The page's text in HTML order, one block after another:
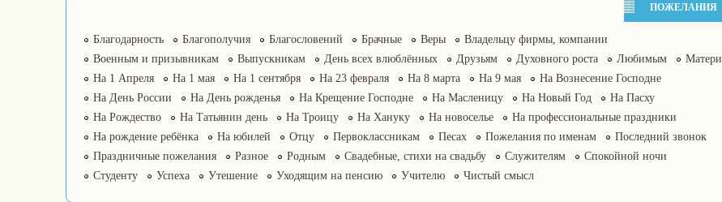
ПОЖЕЛАНИЯ
Благодарность Благополучия Благословений Брачные Веры
Владельцу фирмы, компании
Военным и призывникам
Выпускникам День всех влюблённых Друзьям Духовного роста Любимым
Матери
На 1 Апреля
На 1 мая На 1 сентября На 23 февраля На 8 марта На 9 мая
На Вознесение Господне
На День России
На День рожденья На Крещение Господне На Масленицу На Новый Год
На Пасху
На Рождество
На Татьянин день На Троицу На Хануку На новоселье
На профессиональные праздники
На рождение ребёнка
На юбилей Отцу Первоклассникам Песах Пожелания по именам
Последний звонок
Праздничные пожелания
Разное Родным Свадебные, стихи на свадьбу Служителям
Спокойной ночи
Студенту
Успеха Утешение Уходящим на пенсию Учителю Чистый смысл